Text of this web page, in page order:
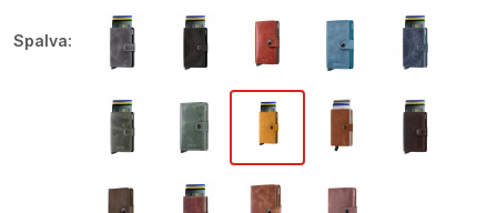
Spalva: